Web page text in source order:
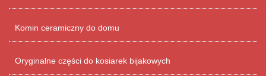
Komin ceramiczny do domu
Oryginalne części do kosiarek bijakowych